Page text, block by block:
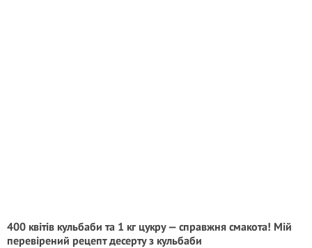
400 квітів кульбаби та 1 кг цукру — справжня смакота! Мій
перевірений рецепт десерту з кульбаби